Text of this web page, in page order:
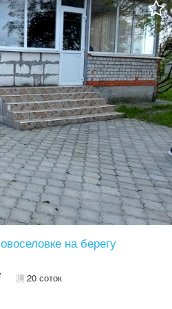
отопление, заведены в дом все
бассеин, беседка с
домик охраны, гараж,
Разбит ландшафт, есть
Рядом река , шикарная зона
солнечными батареями,
обмен на равноценную
на берегу
20 соток